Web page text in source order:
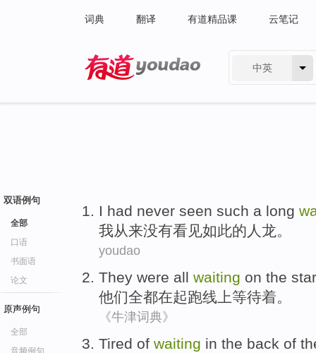
词典 翻译 有道精品课 云笔记
中英
双语例句
全部
口语
书面语
论文
原声例句
全部
音频例句
I had never seen such a long
我从来没有看见如此的 人龙。
youdao
They were all waiting on the
他们全都在起跑线 上等待着。
《牛津词典》
Tired of waiting in the back of